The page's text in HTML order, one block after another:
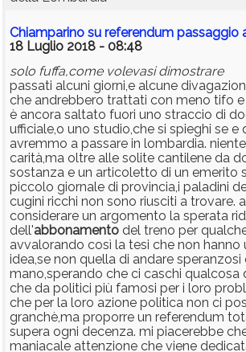
Chiamparino su referendum passaggio
18 Luglio 2018 - 08:48
solo fuffa,come volevasi dimostrare
passati alcuni giorni,e alcune
che andrebbero trattati con meno tifo
è ancora saltato fuori uno straccio di
ufficiale,o uno studio,che si spieghi se e
avremmo a passare in lombardia.
carità,ma oltre alle solite cantilene da
sostanza e un articoletto di un emerito
piccolo giornale di provincia,i paladini
cugini ricchi non sono riusciti a trovare.
considerare un argomento la sperata
dell'abbonamento del treno per
avvalorando così la tesi che non hanno
idea,se non quella di andare
mano,sperando che ci caschi qualcosa
che da politici più famosi per i loro
che per la loro azione politica non ci
granchè,ma proporre un referendum
supera ogni decenza. mi piacerebbe
maniacale attenzione che viene